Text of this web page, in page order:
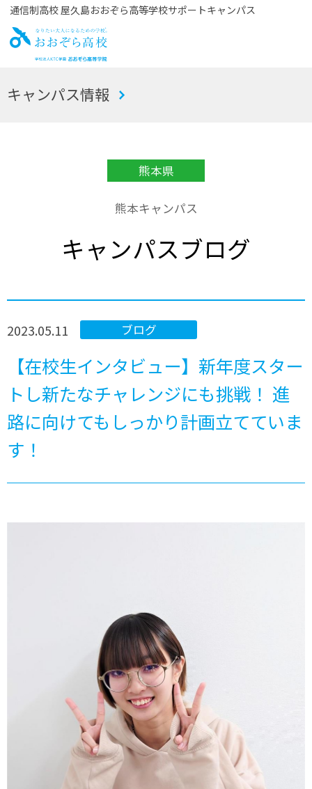
通信制高校 屋久島おおぞら高等学校サポートキャンパス
お
キャンパス情報
熊本県
熊本キャンパス
キャンパスブログ
ブログ
2023.05.11
【在校生インタビュー】新年度スター
トし新たなチャレンジにも挑戦！ 進
路に向けてもしっかり計画立てていま
す！